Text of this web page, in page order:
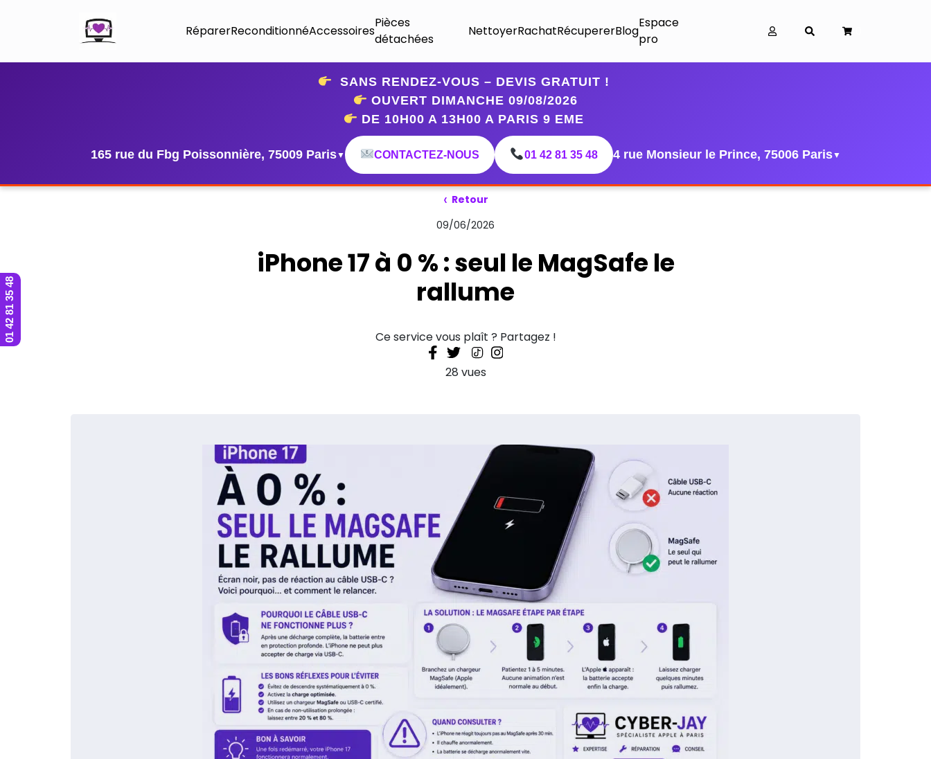
RéparerReconditionnéAccessoires
Pièces
détachées
NettoyerRachatRécupererBlog
Espace
pro
SANS RENDEZ-VOUS – DEVIS GRATUIT !
OUVERT DIMANCHE 09/08/2026
DE 10H00 A 13H00 A PARIS 9 EME
165 rue du Fbg Poissonnière, 75009 Paris▼ CONTACTEZ-NOUS 01 42 81 35 48 4 rue Monsieur le Prince, 75006 Paris▼
‹ Retour
09/06/2026
iPhone 17 à 0 % : seul le MagSafe le
rallume
Ce service vous plaît ? Partagez !
28 vues
01 42 81 35 48